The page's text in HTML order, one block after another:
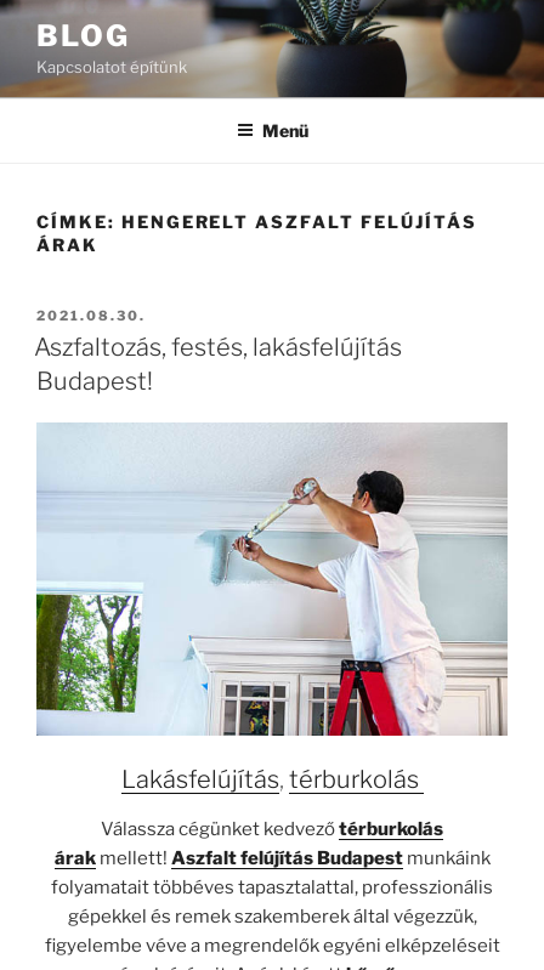
Tartalomhoz
BLOG
Kapcsolatot építünk
Menü
CÍMKE: HENGERELT ASZFALT FELÚJÍTÁS
ÁRAK
BEKÜLDVE:
2021.08.30.
Aszfaltozás, festés, lakásfelújítás
Budapest!
Lakásfelújítás, térburkolás
Válassza cégünket kedvezőtérburkolás
árakmellett! Aszfalt felújítás Budapestmunkáink
folyamatait többéves tapasztalattal, professzionális
gépekkel és remek szakemberek által végezzük,
figyelembe véve a megrendelők egyéni elképzeléseit